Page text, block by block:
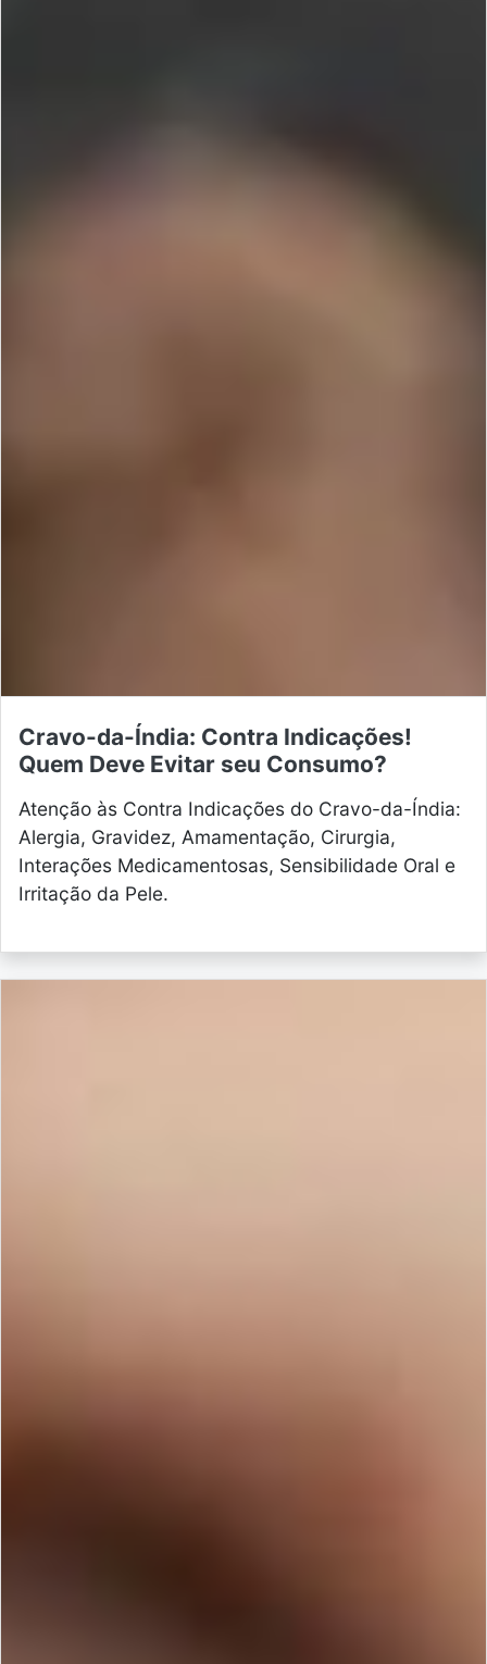
Cravo-da-Índia: Contra Indicações!
Quem Deve Evitar seu Consumo?
Atenção às Contra Indicações do Cravo-da-Índia:
Alergia, Gravidez, Amamentação, Cirurgia,
Interações Medicamentosas, Sensibilidade Oral e
Irritação da Pele.